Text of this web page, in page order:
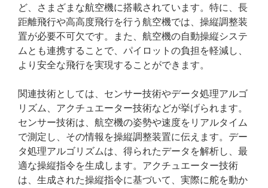
ど、さまざまな航空機に搭載されています。特に、長
距離飛行や高高度飛行を行う航空機では、操縦調整装
置が必要不可欠です。また、航空機の自動操縦システ
ムとも連携することで、パイロットの負担を軽減し、
より安全な飛行を実現することができます。
関連技術としては、センサー技術やデータ処理アルゴ
リズム、アクチュエーター技術などが挙げられます。
センサー技術は、航空機の姿勢や速度をリアルタイム
で測定し、その情報を操縦調整装置に伝えます。デー
タ処理アルゴリズムは、得られたデータを解析し、最
適な操縦指令を生成します。アクチュエーター技術
は、生成された操縦指令に基づいて、実際に舵を動か